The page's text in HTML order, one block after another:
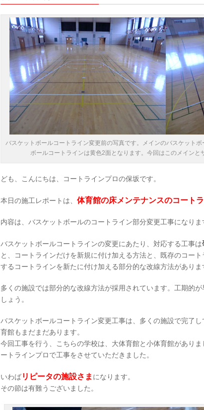
バスケットボールコートライン変更前の写真です。メインのバスケット
ボールコートラインは黄色2面となります。今回はこのメインと
ども、こんにちは、コートラインプロの保坂です。
本日の施工レポートは、 体育館の床メンテナンスのコート
内容は、バスケットボールのコートライン部分変更工事になりま
バスケットボールコートラインの変更にあたり、対応する工事は
と、コートラインだけを新規に付け加える方法と、既存のコー
するコートラインを新たに付け加える部分的な改線方法がありま
多くの施設では部分的な改線方法が採用されています。工期的
しょう。
バスケットボールコートライン変更工事は、多くの施設で完了
育館もまだまだあります。
今回工事を行う、こちらの学校は、大体育館と小体育館があり
ートラインプロで工事をさせていただきました。
いわばリピータの施設さま になります。
その節は有難うございました。